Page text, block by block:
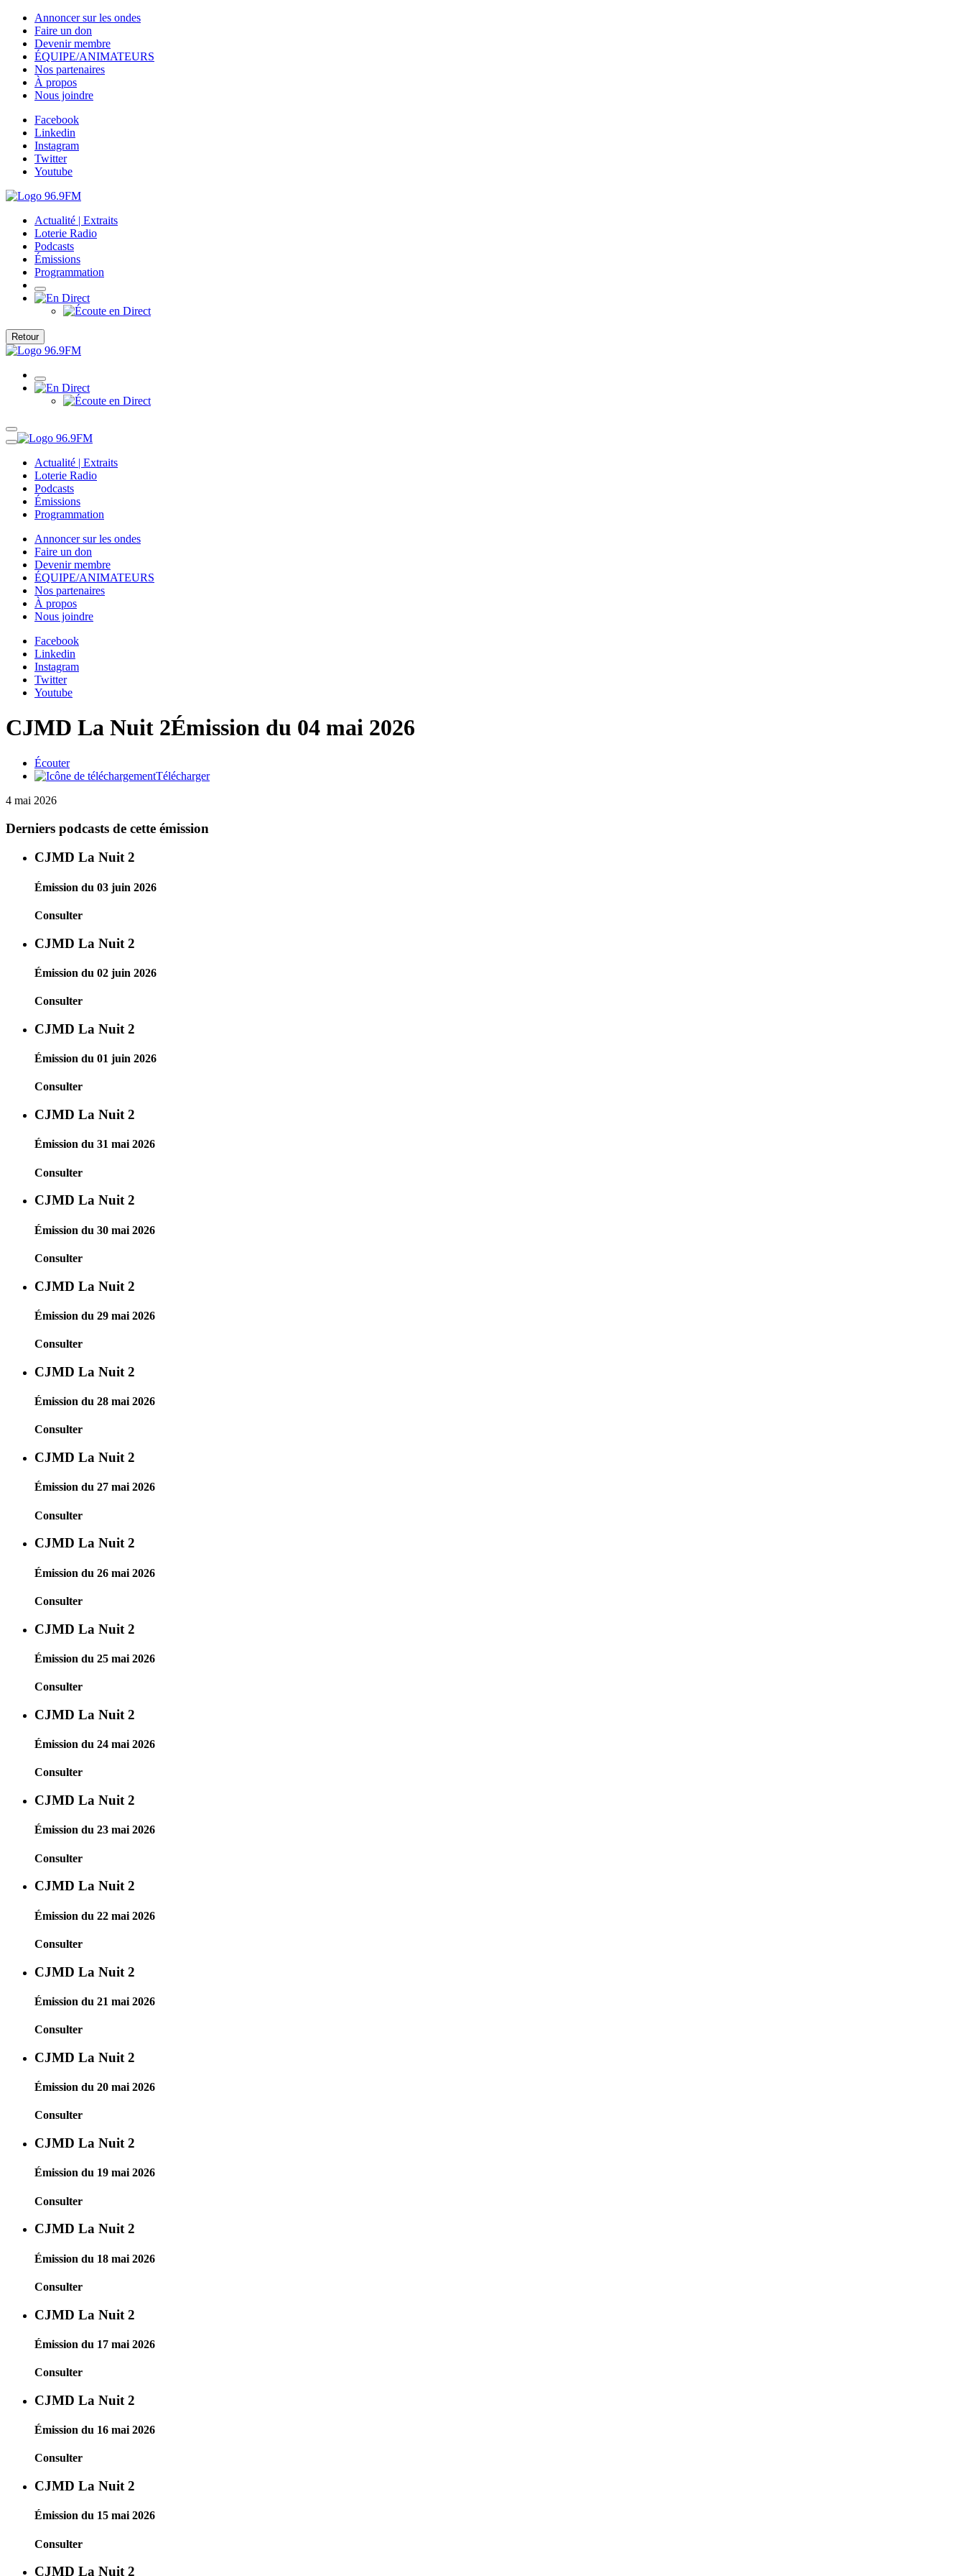
Annoncer sur les ondes
Faire un don
Devenir membre
ÉQUIPE/ANIMATEURS
Nos partenaires
À propos
Nous joindre
Facebook
Linkedin
Instagram
Twitter
Youtube
Actualité | Extraits
Loterie Radio
Podcasts
Émissions
Programmation
Retour
Actualité | Extraits
Loterie Radio
Podcasts
Émissions
Programmation
Annoncer sur les ondes
Faire un don
Devenir membre
ÉQUIPE/ANIMATEURS
Nos partenaires
À propos
Nous joindre
Facebook
Linkedin
Instagram
Twitter
Youtube
CJMD La Nuit 2Émission du 04 mai 2026
Écouter
Télécharger
4 mai 2026
Derniers podcasts de cette émission
CJMD La Nuit 2
Émission du 03 juin 2026
Consulter
CJMD La Nuit 2
Émission du 02 juin 2026
Consulter
CJMD La Nuit 2
Émission du 01 juin 2026
Consulter
CJMD La Nuit 2
Émission du 31 mai 2026
Consulter
CJMD La Nuit 2
Émission du 30 mai 2026
Consulter
CJMD La Nuit 2
Émission du 29 mai 2026
Consulter
CJMD La Nuit 2
Émission du 28 mai 2026
Consulter
CJMD La Nuit 2
Émission du 27 mai 2026
Consulter
CJMD La Nuit 2
Émission du 26 mai 2026
Consulter
CJMD La Nuit 2
Émission du 25 mai 2026
Consulter
CJMD La Nuit 2
Émission du 24 mai 2026
Consulter
CJMD La Nuit 2
Émission du 23 mai 2026
Consulter
CJMD La Nuit 2
Émission du 22 mai 2026
Consulter
CJMD La Nuit 2
Émission du 21 mai 2026
Consulter
CJMD La Nuit 2
Émission du 20 mai 2026
Consulter
CJMD La Nuit 2
Émission du 19 mai 2026
Consulter
CJMD La Nuit 2
Émission du 18 mai 2026
Consulter
CJMD La Nuit 2
Émission du 17 mai 2026
Consulter
CJMD La Nuit 2
Émission du 16 mai 2026
Consulter
CJMD La Nuit 2
Émission du 15 mai 2026
Consulter
CJMD La Nuit 2